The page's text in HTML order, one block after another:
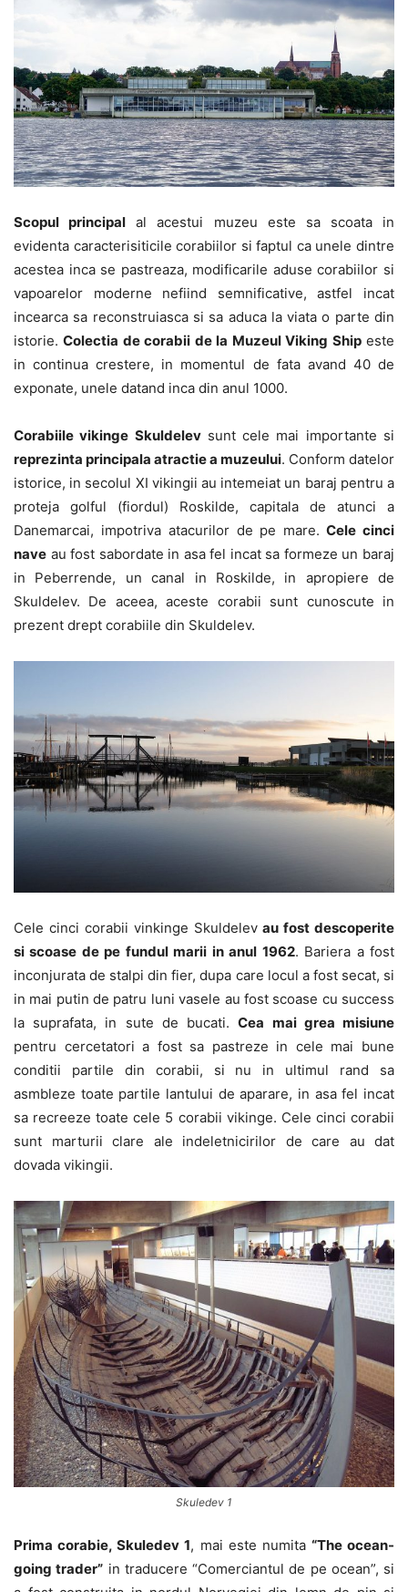
Scopul principal al acestui muzeu este sa scoata in
evidenta caracterisiticile corabiilor si faptul ca unele dintre
acestea inca se pastreaza, modificarile aduse corabiilor si
vapoarelor moderne nefiind semnificative, astfel incat
incearca sa reconstruiasca si sa aduca la viata o parte din
istorie.Colectia de corabii de la Muzeul Viking Shipeste
in continua crestere, in momentul de fata avand 40 de
exponate, unele datand inca din anul 1000.
Corabiile vikinge Skuldelevsunt cele mai importante si
reprezinta principala atractie a muzeului. Conform datelor
istorice, in secolul XI vikingii au intemeiat un baraj pentru a
proteja golful (fiordul) Roskilde, capitala de atunci a
Danemarcai, impotriva atacurilor de pe mare. Cele cinci
nave au fost sabordate in asa fel incat sa formeze un baraj
in Peberrende, un canal in Roskilde, in apropiere de
Skuldelev. De aceea, aceste corabii sunt cunoscute in
prezent drept corabiile din Skuldelev.
Cele cinci corabii vinkinge Skuldelev au fost descoperite
si scoase de pe fundul marii in anul 1962. Bariera a fost
inconjurata de stalpi din fier, dupa care locul a fost secat, si
in mai putin de patru luni vasele au fost scoase cu success
la suprafata, in sute de bucati.Cea mai grea misiune
pentru cercetatori a fost sa pastreze in cele mai bune
conditii partile din corabii, si nu in ultimul rand sa
asmbleze toate partile lantului de aparare, in asa fel incat
sa recreeze toate cele 5 corabii vikinge. Cele cinci corabii
sunt marturii clare ale indeletnicirilor de care au dat
dovada vikingii.
Skuledev 1
Prima corabie, Skuledev 1, mai este numita “The ocean-
going trader” in traducere “Comerciantul de pe ocean”, si